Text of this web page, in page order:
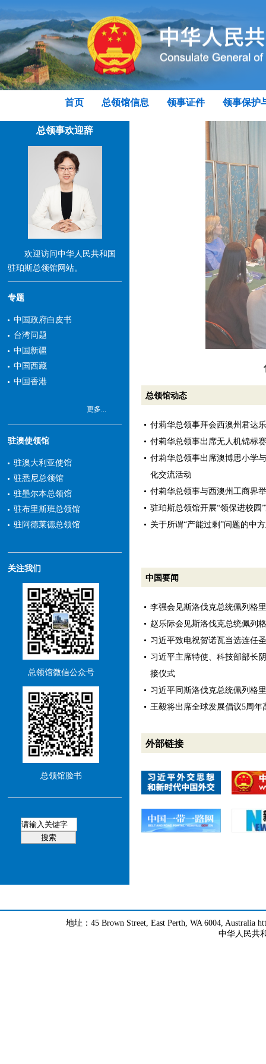
首页 总领馆信息 领事证件 领事保护
总领事欢迎辞
欢迎访问中华人民共和国
驻珀斯总领馆网站。
专题
中国政府白皮书
台湾问题
中国新疆
中国西藏
中国香港
更多...
驻澳使领馆
驻澳大利亚使馆
驻悉尼总领馆
驻墨尔本总领馆
驻布里斯班总领馆
驻阿德莱德总领馆
关注我们
总领馆微信公众号
总领馆脸书
总领馆动态
付莉华总领事拜会西澳州君达
付莉华总领事出席无人机锦标
付莉华总领事出席澳博思小学
化交流活动
付莉华总领事与西澳州工商界
驻珀斯总领馆开展“领保进校园
关于所谓“产能过剩”问题的中
中国要闻
李强会见斯洛伐克总统佩列格
赵乐际会见斯洛伐克总统佩列
习近平致电祝贺诺瓦当选连任
习近平主席特使、科技部部长
接仪式
习近平同斯洛伐克总统佩列格
王毅将出席全球发展倡议5周年
外部链接
地址：45 Brown Street, East Perth, WA 6004, Australia
中华人民共